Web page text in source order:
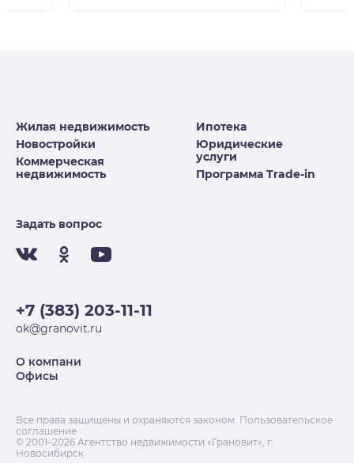
Жилая недвижимость
Новостройки
Коммерческая
недвижимость
Ипотека
Юридические
услуги
Программа Trade-in
Задать вопрос
+7 (383) 203-11-11
ok@granovit.ru
О компани
Офисы
Все права защищены и охраняются законом. Пользовательское
соглашение
© 2001–2026 Агентство недвижимости «Грановит», г.
Новосибирск